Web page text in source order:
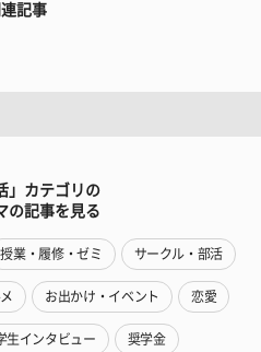
連記事
」カテゴリの
の記事を見る
授業・履修・ゼミ サークル・部活
お出かけ・イベント 恋愛
生インタビュー 奨学金